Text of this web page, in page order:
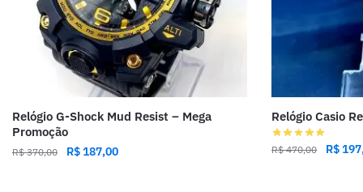
Relógio G-Shock Mud Resist – Mega
Promoção
R$370,00 R$187,00
Relógio Casio
R$470,00 R$